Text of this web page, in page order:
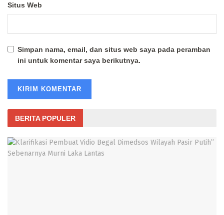
Situs Web
Simpan nama, email, dan situs web saya pada peramban
ini untuk komentar saya berikutnya.
BERITA POPULER